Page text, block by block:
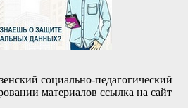
социально-педагогический
материалов ссылка на сайт